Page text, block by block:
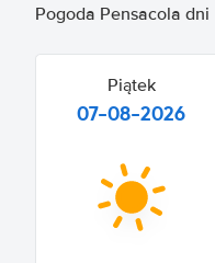
Pogoda Pensacola dni
Piątek
07-08-2026